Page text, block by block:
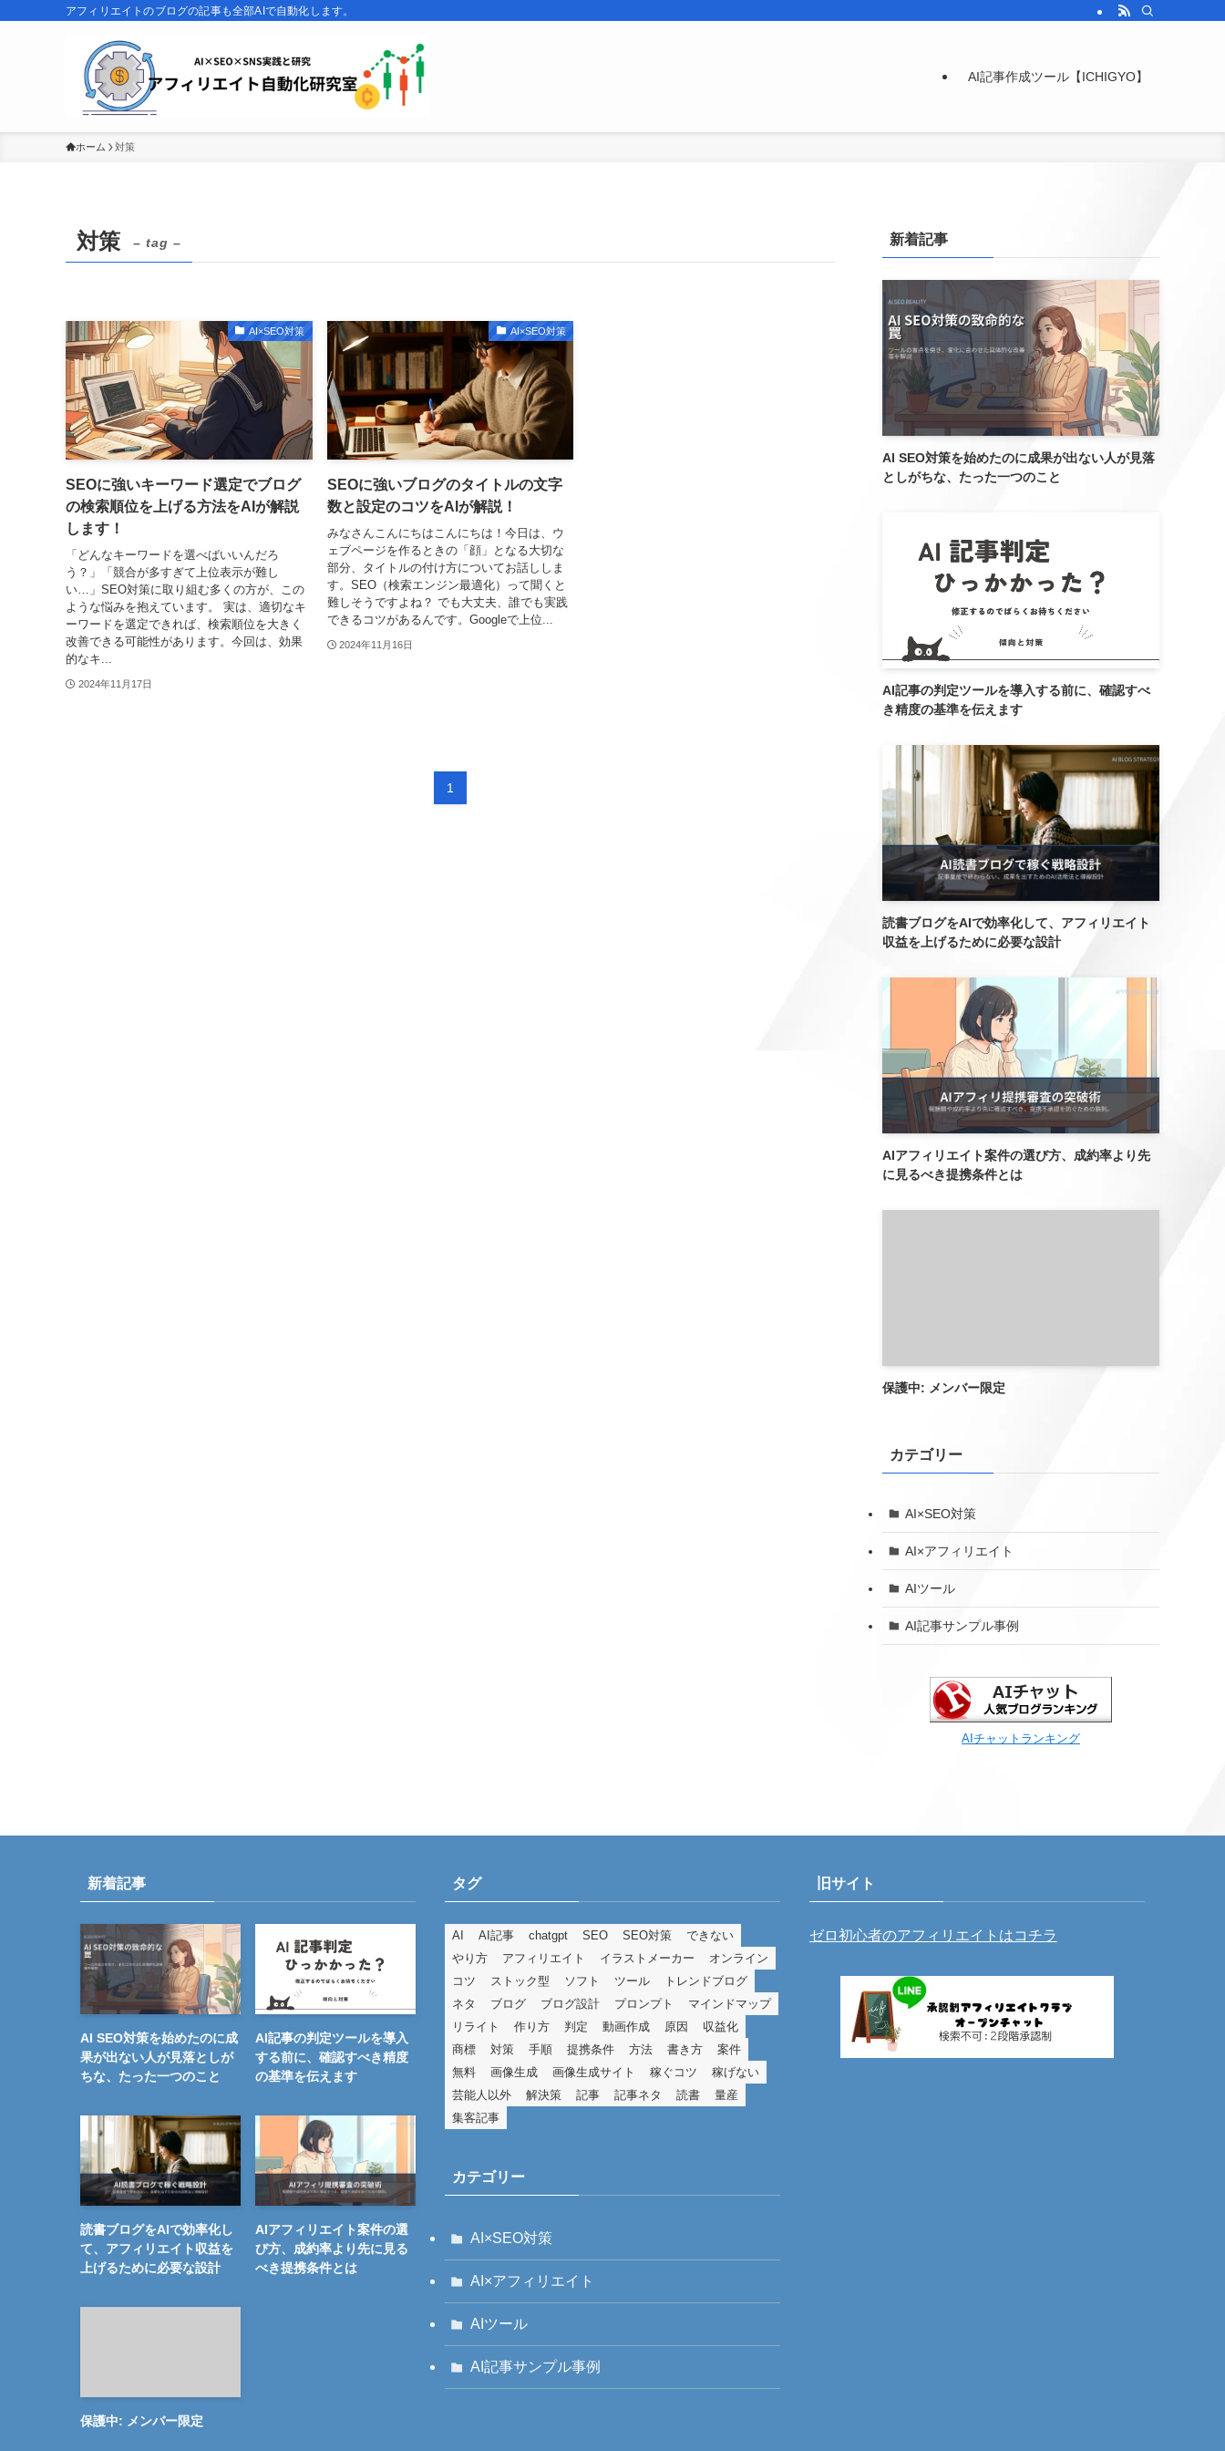
アフィリエイトのブログの記事も全部AIで自動化します。
AI記事作成ツール【ICHIGYO】
ホーム 対策
対策 – tag –
AI×SEO対策
SEOに強いキーワード選定でブログ
の検索順位を上げる方法をAIが解説
します！
「どんなキーワードを選べばいいんだろ
う？」「競合が多すぎて上位表示が難し
い…」SEO対策に取り組む多くの方が、この
ような悩みを抱えています。 実は、適切なキ
ーワードを選定できれば、検索順位を大きく
改善できる可能性があります。今回は、効果
的なキ...
2024年11月17日
AI×SEO対策
SEOに強いブログのタイトルの文字
数と設定のコツをAIが解説！
みなさんこんにちはこんにちは！今日は、ウ
ェブページを作るときの「顔」となる大切な
部分、タイトルの付け方についてお話ししま
す。SEO（検索エンジン最適化）って聞くと
難しそうですよね？ でも大丈夫、誰でも実践
できるコツがあるんです。Googleで上位...
2024年11月16日
1
新着記事
AI SEO対策を始めたのに成果が出ない人が見落
としがちな、たった一つのこと
AI記事の判定ツールを導入する前に、確認すべ
き精度の基準を伝えます
読書ブログをAIで効率化して、アフィリエイト
収益を上げるために必要な設計
AIアフィリエイト案件の選び方、成約率より先
に見るべき提携条件とは
保護中: メンバー限定
カテゴリー
AI×SEO対策
AI×アフィリエイト
AIツール
AI記事サンプル事例
AIチャットランキング
新着記事
AI SEO対策を始めたのに成
果が出ない人が見落としが
ちな、たった一つのこと
AI記事の判定ツールを導入
する前に、確認すべき精度
の基準を伝えます
読書ブログをAIで効率化し
て、アフィリエイト収益を
上げるために必要な設計
AIアフィリエイト案件の選
び方、成約率より先に見る
べき提携条件とは
保護中: メンバー限定
タグ
AI AI記事 chatgpt SEO SEO対策
できない
やり方
アフィリエイト イラストメーカー
オンライン
コツ
ストック型 ソフト ツール
トレンドブログ
ネタ
ブログ ブログ設計 プロンプト
マインドマップ
リライト
作り方 判定 動画作成 原因
収益化
商標
対策 手順 提携条件 方法 書き方
案件
無料
画像生成 画像生成サイト 稼ぐコツ
稼げない
芸能人以外
解決策 記事 記事ネタ 読書
量産
集客記事
カテゴリー
AI×SEO対策
AI×アフィリエイト
AIツール
AI記事サンプル事例
旧サイト
ゼロ初心者のアフィリエイトはコチラ